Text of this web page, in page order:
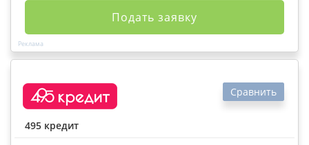
Подать заявку
495 кредит
Сравнить